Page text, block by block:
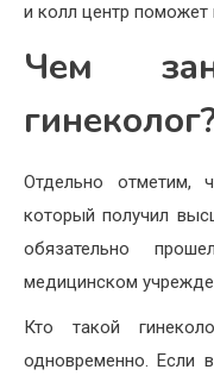
и колл центр поможет
Чем
Отдельно отметим,
который получил
обязательно
медицинском
Кто такой
одновременно. Если